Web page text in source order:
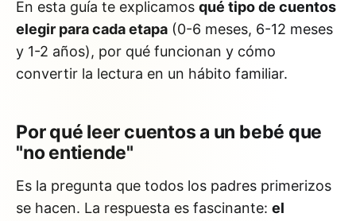
En esta guía te explicamos qué tipo de cuentos
elegir para cada etapa (0-6 meses, 6-12 meses
y 1-2 años), por qué funcionan y cómo
convertir la lectura en un hábito familiar.
Por qué leer cuentos a un bebé que
"no entiende"
Es la pregunta que todos los padres primerizos
se hacen. La respuesta es fascinante: el